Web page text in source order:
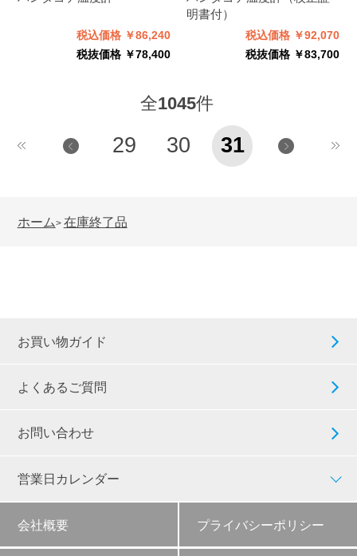
税込価格 ￥86,240
税抜価格 ￥78,400
明書付）
税込価格 ￥92,070
税抜価格 ￥83,700
全1045件
29 30 31
ホーム> 在庫終了品
お買い物ガイド
よくあるご質問
お問い合わせ
営業日カレンダー
会社概要 プライバシーポリシー